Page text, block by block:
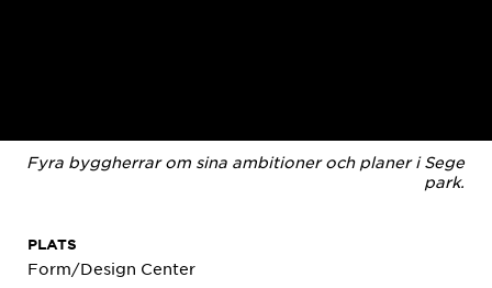
Fyra byggherrar om sina ambitioner och planer i Sege
park.
PLATS
Form/Design Center